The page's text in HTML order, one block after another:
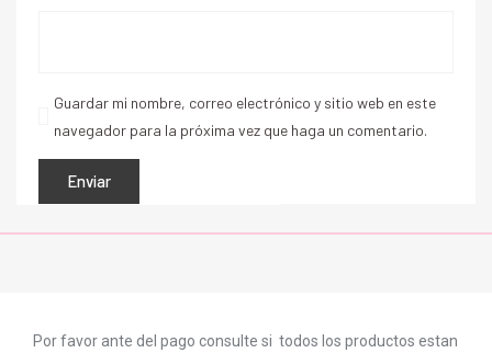
Guardar mi nombre, correo electrónico y sitio web en este
navegador para la próxima vez que haga un comentario.
Por favor ante del pago consulte si todos los productos estan